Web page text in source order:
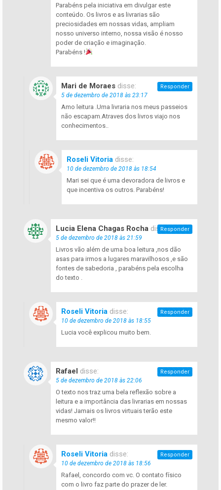
Parabéns pela iniciativa em divulgar este
conteúdo. Os livros e as livrarias são
preciosidades em nossas vidas, ampliam
nosso universo interno, nossa visão é nosso
poder de criação e imaginação.
Parabéns !
Mari de Moraes disse:
5 de dezembro de 2018 às 23:17
Amo leitura .Uma livraria nos meus passeios
não escapam.Atraves dos livros viajo nos
conhecimentos..
Responder
Roseli Vitoria disse:
10 de dezembro de 2018 às 18:54
Mari sei que é uma devoradora de livros e
que incentiva os outros. Parabéns!
Lucia Elena Chagas Rocha disse:
5 de dezembro de 2018 às 21:59
Livros vão além de uma boa leitura ,nos dão
asas para irmos a lugares maravilhosos ,e são
fontes de sabedoria , parabéns pela escolha
do texto .
Responder
Roseli Vitoria disse:
10 de dezembro de 2018 às 18:55
Lucia você explicou muito bem.
Responder
Rafael disse:
5 de dezembro de 2018 às 22:06
O texto nos traz uma bela reflexão sobre a
leitura e a importância das livrarias em nossas
vidas! Jamais os livros virtuais terão este
mesmo valor!!
Responder
Roseli Vitoria disse:
10 de dezembro de 2018 às 18:56
Rafael, concordo com vc. O contato físico
com o livro faz parte do prazer de ler.
Responder